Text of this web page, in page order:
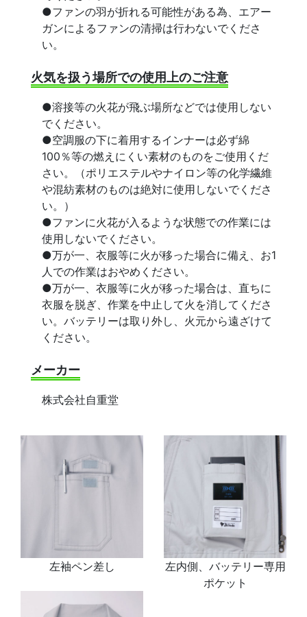
●ファンの羽が折れる可能性がある為、エアー
ガンによるファンの清掃は行わないでくださ
い。
火気を扱う場所での使用上のご注意
●溶接等の火花が飛ぶ場所などでは使用しない
でください。
●空調服の下に着用するインナーは必ず綿
100％等の燃えにくい素材のものをご使用くだ
さい。（ポリエステルやナイロン等の化学繊維
や混紡素材のものは絶対に使用しないでくださ
い。）
●ファンに火花が入るような状態での作業には
使用しないでください。
●万が一、衣服等に火が移った場合に備え、お1
人での作業はおやめください。
●万が一、衣服等に火が移った場合は、直ちに
衣服を脱ぎ、作業を中止して火を消してくださ
い。バッテリーは取り外し、火元から遠ざけて
ください。
メーカー
株式会社自重堂
左袖ペン差し
左内側、バッテリー専用
ポケット